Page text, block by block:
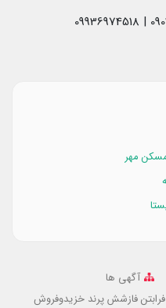
آگهی ها
فرابتن فازشش پرند خزیدوفروش